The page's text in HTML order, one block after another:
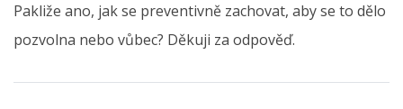
Pakliže ano, jak se preventivně zachovat, aby se to dělo
pozvolna nebo vůbec? Děkuji za odpověď.